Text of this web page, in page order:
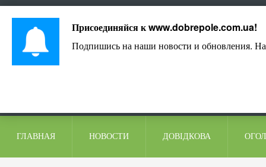
ГЛАВНАЯ НОВОСТИ ДОВІДКОВА
Присоединяйся кwww.dobrepole.com.ua!
Подпишись на наши новости и обновления.